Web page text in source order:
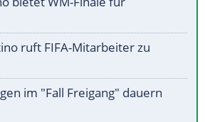
ruft FIFA-Mitarbeiter zu
im "Fall Freigang" dauern